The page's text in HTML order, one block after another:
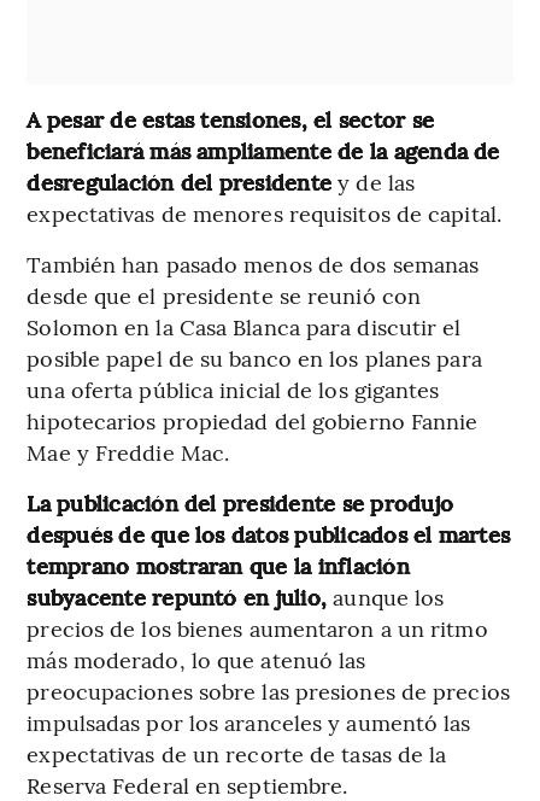
A pesar de estas tensiones, el sector se
beneficiará más ampliamente de la agenda de
desregulación del presidente y de las
expectativas de menores requisitos de capital.
También han pasado menos de dos semanas
desde que el presidente se reunió con
Solomon en la Casa Blanca para discutir el
posible papel de su banco en los planes para
una oferta pública inicial de los gigantes
hipotecarios propiedad del gobierno Fannie
Mae y Freddie Mac.
La publicación del presidente se produjo
después de que los datos publicados el martes
temprano mostraran que la inflación
subyacente repuntó en julio,aunque los
precios de los bienes aumentaron a un ritmo
más moderado, lo que atenuó las
preocupaciones sobre las presiones de precios
impulsadas por los aranceles y aumentó las
expectativas de un recorte de tasas de la
Reserva Federal en septiembre.